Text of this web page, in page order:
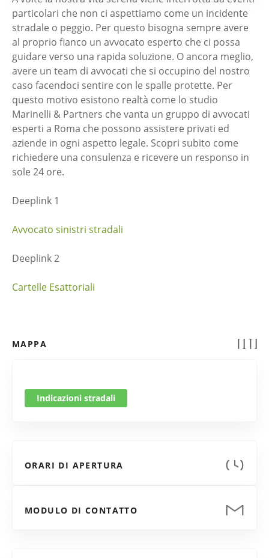
particolari che non ci aspettiamo come un incidente
stradale o peggio. Per questo bisogna sempre avere
al proprio fianco un avvocato esperto che ci possa
guidare verso una rapida soluzione. O ancora meglio,
avere un team di avvocati che si occupino del nostro
caso facendoci sentire con le spalle protette. Per
questo motivo esistono realtà come lo studio
Marinelli & Partners che vanta un gruppo di avvocati
esperti a Roma che possono assistere privati ed
aziende in ogni aspetto legale. Scopri subito come
richiedere una consulenza e ricevere un responso in
sole 24 ore.
Deeplink 1
Avvocato sinistri stradali
Deeplink 2
Cartelle Esattoriali
MAPPA
Indicazioni stradali
ORARI DI APERTURA
MODULO DI CONTATTO